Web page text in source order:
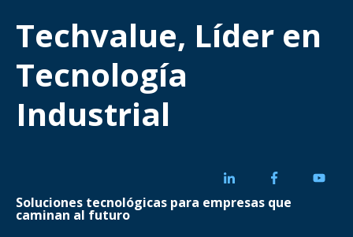
Techvalue, Líder en
Tecnología
Industrial
Soluciones tecnológicas para empresas que
caminan al futuro